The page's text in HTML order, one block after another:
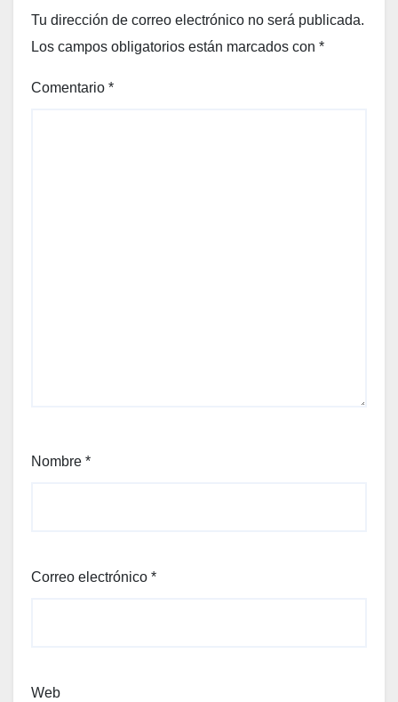
Tu dirección de correo electrónico no será publicada.
Los campos obligatorios están marcados con *
Comentario *
Nombre *
Correo electrónico *
Web